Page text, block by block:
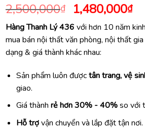
2,500,000₫ Giá
gốc
là:
2,500,000₫.
1,480,000₫Giá
tại
Hàng Thanh Lý 436 với hơn 10 năm
mua bán nội thất văn phòng, nội thất
dạng & giá thành khác nhau:
Sản phẩm luôn đượctân trang, vệ
giao.
Giá thành rẻ hơn 30% - 40%so với
Hỗ trợvận chuyển và lắp đặt tận nơi.